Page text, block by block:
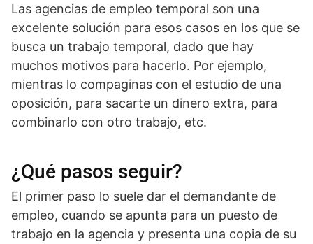
Las agencias de empleo temporal son una
excelente solución para esos casos en los que se
busca un trabajo temporal, dado que hay
muchos motivos para hacerlo. Por ejemplo,
mientras lo compaginas con el estudio de una
oposición, para sacarte un dinero extra, para
combinarlo con otro trabajo, etc.
¿Qué pasos seguir?
El primer paso lo suele dar el demandante de
empleo, cuando se apunta para un puesto de
trabajo en la agencia y presenta una copia de su